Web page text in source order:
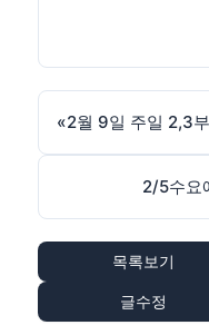
«2월 9일 주일 2,3
2/5수요
목록보기
글수정